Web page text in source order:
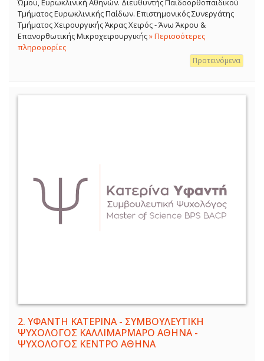
Ώμου, Ευρωκλινική Αθηνών. Διευθυντής Παιδοορθοπαιδικού
Τμήματος Ευρωκλινικής Παίδων. Επιστημονικός Συνεργάτης
Τμήματος Χειρουργικής Άκρας Χειρός - Άνω Άκρου &
Επανορθωτικής Μικροχειρουργικής» Περισσότερες
πληροφορίες
Προτεινόμενα
2. ΥΦΑΝΤΗ ΚΑΤΕΡΙΝΑ - ΣΥΜΒΟΥΛΕΥΤΙΚΗ
ΨΥΧΟΛΟΓΟΣ ΚΑΛΛΙΜΑΡΜΑΡΟ ΑΘΗΝΑ -
ΨΥΧΟΛΟΓΟΣ ΚΕΝΤΡΟ ΑΘΗΝΑ